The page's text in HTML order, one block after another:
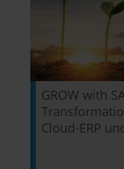
GROW with
Cloud-ERP